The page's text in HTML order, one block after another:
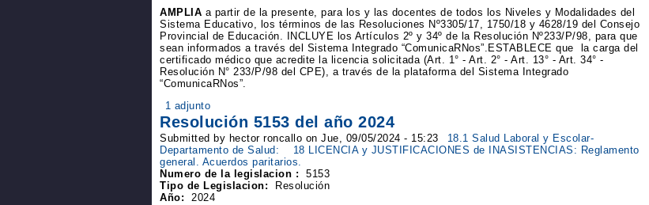
AMPLIA a partir de la presente, para los y las docentes de todos los Niveles y Modalidades del
Sistema Educativo, los términos de las Resoluciones Nº3305/17, 1750/18 y 4628/19 del Consejo
Provincial de Educación. INCLUYE los Artículos 2º y 34º de la Resolución Nº233/P/98, para que
sean informados a través del Sistema Integrado “ComunicaRNos”.ESTABLECE que la carga del
certificado médico que acredite la licencia solicitada (Art. 1° - Art. 2° - Art. 13° - Art. 34° -
Resolución N° 233/P/98 del CPE), a través de la plataforma del Sistema Integrado
“ComunicaRNos”.
1 adjunto
Resolución 5153 del año 2024
Submitted by hector roncallo on Jue, 09/05/2024 - 15:23
18.1 Salud Laboral y Escolar-
Departamento de Salud:
18 LICENCIA y JUSTIFICACIONES de INASISTENCIAS: Reglamento
general. Acuerdos paritarios.
Numero de la legislacion :
5153
Tipo de Legislacion:
Resolución
Año:
2024